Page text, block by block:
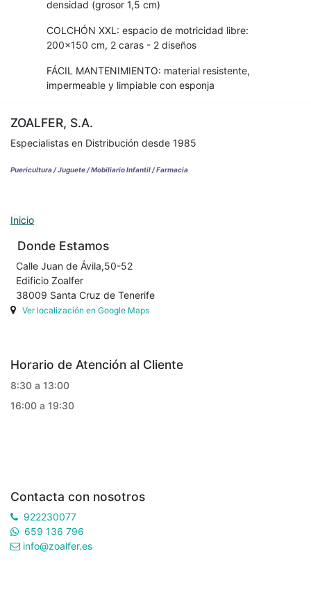
densidad (grosor 1,5 cm)
COLCHÓN XXL: espacio de motricidad libre:
200x150 cm, 2 caras - 2 diseños
FÁCIL MANTENIMIENTO: material resistente,
impermeable y limpiable con esponja
ZOALFER, S.A.
Especialistas en Distribución desde 1985
Puericultura / Juguete / Mobiliario Infantil / Farmacia
Inicio
Donde Estamos
Calle Juan de Ávila,50-52
Edificio Zoalfer
38009 Santa Cruz de Tenerife
Ver localización en Google Maps
Horario de Atención al Cliente
8:30 a 13:00
16:00 a 19:30
Contacta con nosotros
922230077
659 136 796
info@zoalfer.es